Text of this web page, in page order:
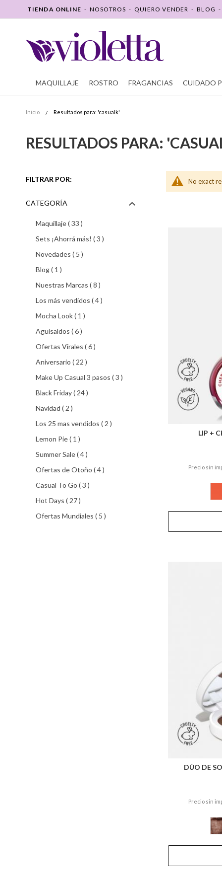
SALTAR
A
TIENDA ONLINE - NOSOTROS - QUIERO VENDER - BLOG
MAQUILLAJE ROSTRO FRAGANCIAS CUIDADO
Inicio Resultados para: 'casualk'
RESULTADOS PARA:
No exact
LIP +
Precio sin
DÚO DE
Precio sin
FILTRAR POR:
CATEGORÍA
Maquillaje 33 productos
Sets ¡Ahorrá más!
3 productos
Novedades
5 productos
Blog
1 producto
Nuestras Marcas
8 productos
Los más vendidos
4productos
Mocha Look
1 producto
Aguisaldos
6productos
Ofertas Virales
6productos
Aniversario
22 productos
Make Up Casual 3 pasos
3 productos
Black Friday
24productos
Navidad
2 productos
Los 25 mas vendidos
2 productos
Lemon Pie
1 producto
Summer Sale 4productos
Ofertas de Otoño
4productos
Casual To Go
3 productos
Hot Days
27productos
Ofertas Mundiales
5 productos